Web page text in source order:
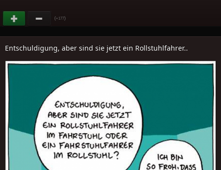
(+177)
Entschuldigung, aber sind sie jetzt ein Rollstuhlfahrer..